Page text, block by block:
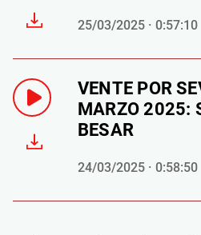
25/03/2025 · 0:57:10
VENTE POR
MARZO 2025:
BESAR
24/03/2025 · 0:58:50